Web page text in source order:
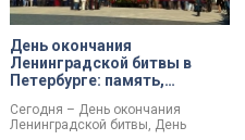
День окончания
Ленинградской битвы в
Петербурге: память,
созданию нового
мемориала
Сегодня – День окончания
Ленинградской битвы, День